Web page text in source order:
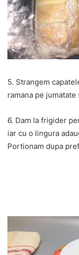
5. Strangem
ramana pe
6. Dam la frigider
iar cu o lingura
Portionam dupa